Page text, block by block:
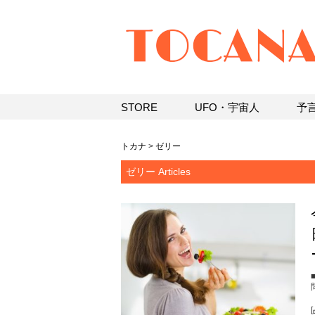
トカナ > ゼリー
ゼリー Articles
[
STORE UFO・宇宙人 予